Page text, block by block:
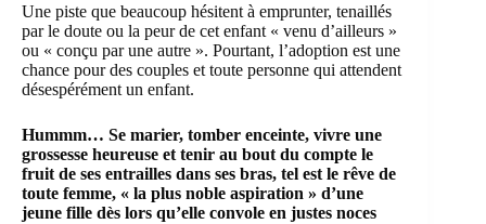
Une piste que beaucoup hésitent à emprunter, tenaillés
par le doute ou la peur de cet enfant « venu d’ailleurs »
ou « conçu par une autre ». Pourtant, l’adoption est une
chance pour des couples et toute personne qui attendent
désespérément un enfant.
Hummm… Se marier, tomber enceinte, vivre une
grossesse heureuse et tenir au bout du compte le
fruit de ses entrailles dans ses bras, tel est le rêve de
toute femme, « la plus noble aspiration » d’une
jeune fille dès lors qu’elle convole en justes noces